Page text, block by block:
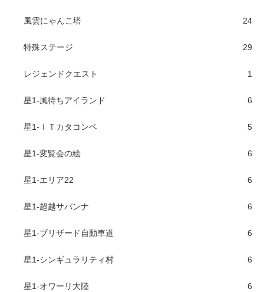
風雲にゃんこ塔 24
特殊ステージ 29
レジェンドクエスト 1
星1-風待ちアイランド 6
星1-ＩＴカタコンベ 5
星1-変覧会の絵 6
星1-エリア22 6
星1-超越サバンナ 6
星1-ブリザード自動車道 6
星1-シンギュラリティ村 6
星1-オワーリ大陸 6